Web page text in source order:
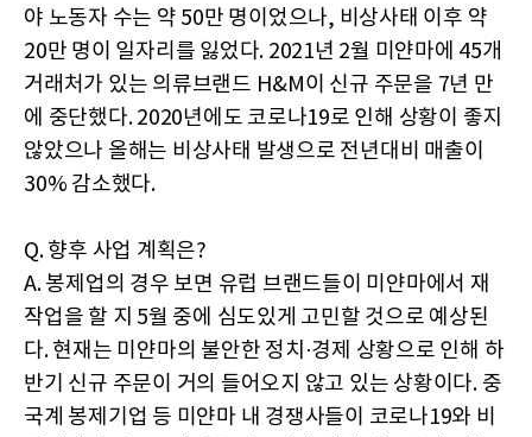
야 노동자 수는 약 50만 명이었으나, 비상사태 이후 약
20만 명이 일자리를 잃었다. 2021년 2월 미얀마에 45개
거래처가 있는 의류브랜드 H&M이 신규 주문을 7년 만
에 중단했다. 2020년에도 코로나19로 인해 상황이 좋지
않았으나 올해는 비상사태 발생으로 전년대비 매출이
30% 감소했다.
Q. 향후 사업 계획은?
A. 봉제업의 경우 보면 유럽 브랜드들이 미얀마에서 재
작업을 할 지 5월 중에 심도있게 고민할 것으로 예상된
다. 현재는 미얀마의 불안한 정치·경제 상황으로 인해 하
반기 신규 주문이 거의 들어오지 않고 있는 상황이다. 중
국계 봉제기업 등 미얀마 내 경쟁사들이 코로나19와 비